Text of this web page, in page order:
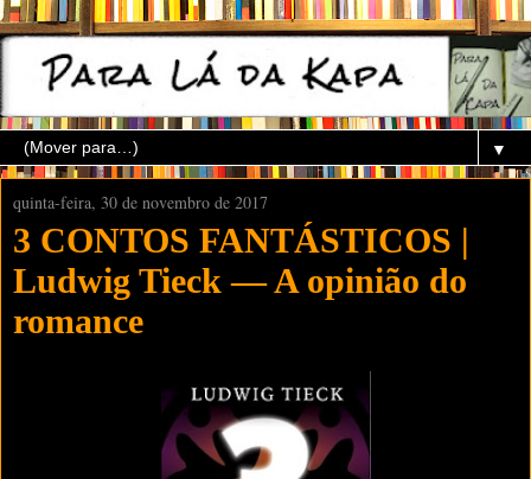
▼
quinta-feira, 30 de novembro de 2017
3 CONTOS FANTÁSTICOS |
Ludwig Tieck — A opinião do
romance